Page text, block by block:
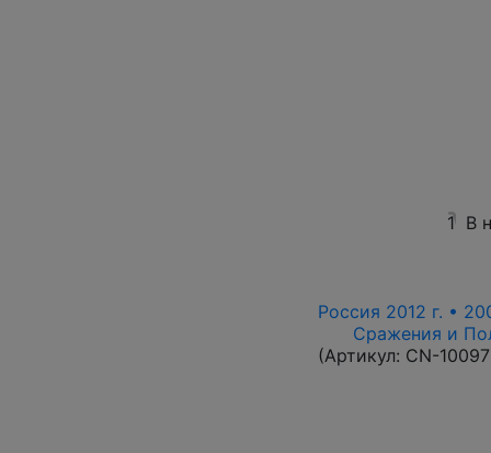
1 В
Россия 2012 г. •
Сражения и
(Артикул: CN-10097